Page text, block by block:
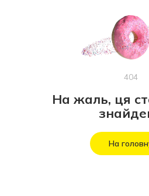
404
На жаль, ця
На